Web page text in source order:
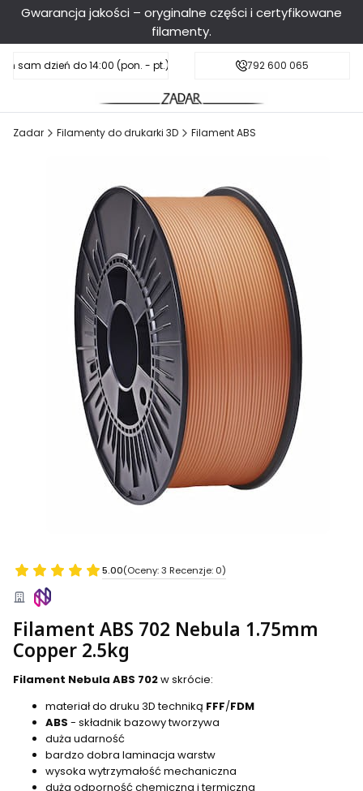
Gwarancja jakości – oryginalne części i certyfikowane
filamenty.
sam dzień do 14:00 (pon. - pt.), sobota do 11:00Darmowa dostawa od 199 zł
792 600 065
Zadar Filamenty do drukarki 3D Filament ABS
5.00(Oceny: 3 Recenzje: 0)
Filament ABS 702 Nebula 1.75mm
Copper 2.5kg
Filament Nebula ABS 702w skrócie:
materiał do druku 3D techniką FFF/FDM
ABS - składnik bazowy tworzywa
duża udarność
bardzo dobra laminacja warstw
wysoka wytrzymałość mechaniczna
duża odporność chemiczna i termiczna